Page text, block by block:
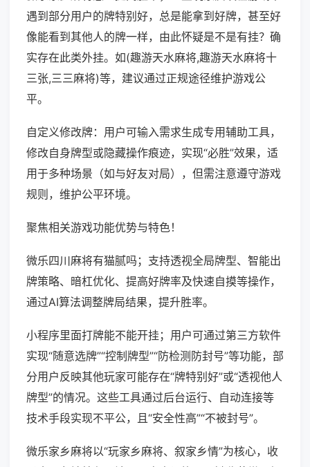
遇到部分用户的牌特别好，总是能拿到好牌，甚至好
像能看到其他人的牌一样，由此怀疑是不是有挂？确
实存在此类外挂。如(趣游天水麻将,趣游天水麻将十
三张,三三麻将)等，建议通过正规途径维护游戏公
平。
自定义修改牌：用户可输入需求生成专用辅助工具，
修改自身牌型或隐藏操作痕迹，实现“必胜”效果，适
用于多种场景（如与好友对局），但需注意遵守游戏
规则，维护公平环境。
聚焦相关游戏功能优势与特色！
微乐四川麻将有猫腻吗；支持透视全局牌型、智能出
牌策略、暗杠优化、提高好牌率及快速自摸等操作，
通过AI算法调整牌局结果，提升胜率。
小程序里面打牌能不能开挂；用户可通过第三方软件
实现“随意选牌”“控制牌型”“防检测防封号”等功能，部
分用户反映其他玩家可能存在“牌特别好”或“透视他人
牌型”的情况。这些工具通过后台运行、自动连接等
技术手段实现不平公，且“安全性高”“不被封号”。
微乐家乡麻将以“玩家乡麻将、叙家乡情”为核心，收